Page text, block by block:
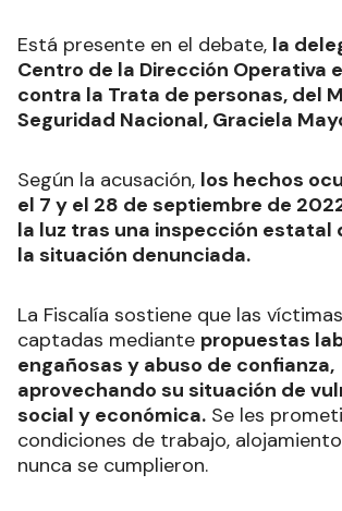
Está presente en el debate, la
Centro de la Dirección Operativa
contra la Trata de personas, del
Seguridad Nacional, Graciela
Según la acusación, los hechos
el 7 y el 28 de septiembre de
la luz tras una inspección estatal
la situación denunciada.
La Fiscalía sostiene que las
captadas mediante propuestas
engañosas y abuso de confianza,
aprovechando su situación de
social y económica. Se les
condiciones de trabajo,
nunca se cumplieron.